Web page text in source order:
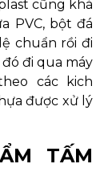
cũng khá
PVC, bột đá
chuẩn rồi đi
đi qua máy
các kich
được xử lý
TẤM